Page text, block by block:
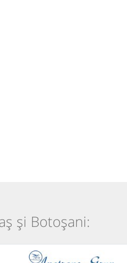
și Botoșani: